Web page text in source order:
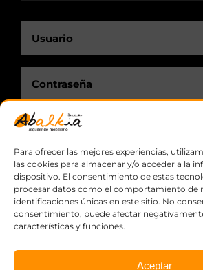
Para ofrecer las mejores experiencias,
las cookies para almacenar y/o acceder a la
dispositivo. El consentimiento de estas
procesar datos como el comportamiento de
identificaciones únicas en este sitio. No
consentimiento, puede afectar
características y funciones.
Aceptar
Recuérdame.
2026 Abalkia, S.L.L. ·